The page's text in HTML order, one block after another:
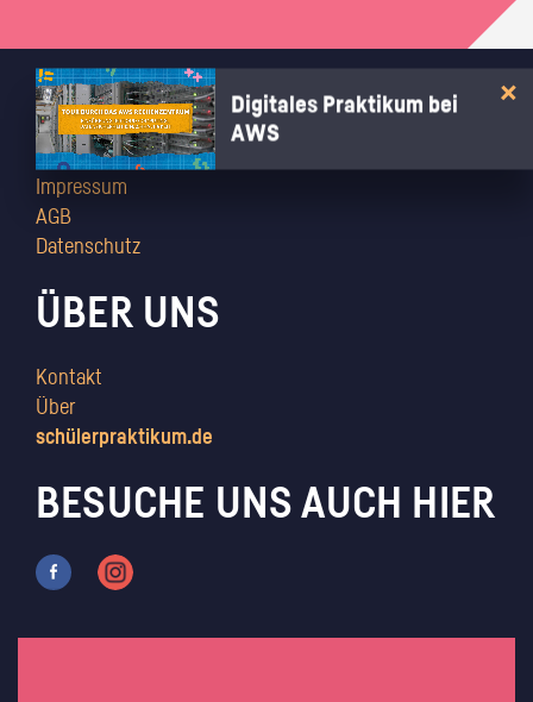
Digitales Praktikum bei
AWS
RECHTLICHES
Impressum
AGB
Datenschutz
ÜBER UNS
Kontakt
Über
schülerpraktikum.de
BESUCHE UNS AUCH HIER